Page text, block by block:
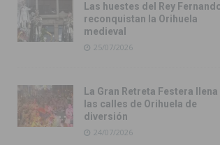
Las huestes del Rey
reconquistan la Orihuela
medieval
25/07/2026
La Gran Retreta Festera llena
las calles de Orihuela de
diversión
24/07/2026